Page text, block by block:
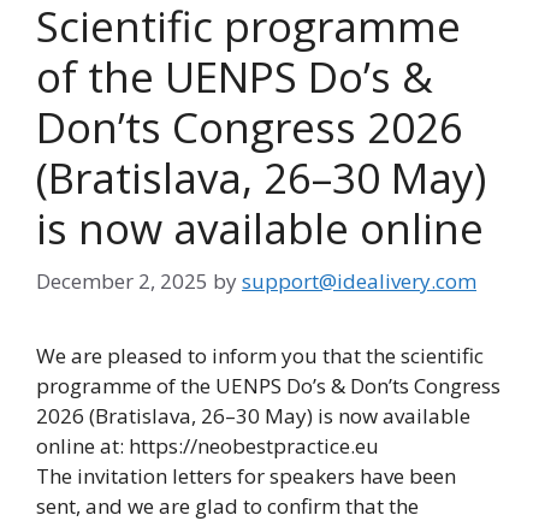
Scientific programme
of the UENPS Do’s &
Don’ts Congress 2026
(Bratislava, 26–30 May)
is now available online
December 2, 2025 bysupport@idealivery.com
We are pleased to inform you that the scientific
programme of the UENPS Do’s & Don’ts Congress
2026 (Bratislava, 26–30 May) is now available
online at: https://neobestpractice.eu
The invitation letters for speakers have been
sent, and we are glad to confirm that the